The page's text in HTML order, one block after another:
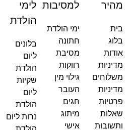
מהיר
בית
בלוג
אודות
מדיניות
משלוחים
מדיניות
פרטיות
שאלות
ותשובות
למסיבות
ימי הולדת
חתונה
מסיבת
רווקות
גילוי מין
העובר
חגים
מיתוג
אישי
לימי
הולדת
בלונים
ליום
הולדת
שקיות
ליום
הולדת
נרות ליום